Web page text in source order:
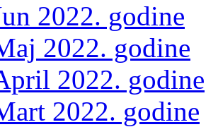
2022. godine
2022. godine
2022. godine
2022. godine